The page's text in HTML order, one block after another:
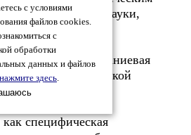
философии науки,
динамическая,
ипостасях, знаниевая
и человеческой
трояко: 1) как
специфическая
с условиями
файлов cookies.
с
обработки
данных и файлов
нажмите здесь.